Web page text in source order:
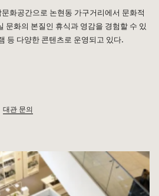
화공간으로 논현동 가구거리에서 문화적
문화의 본질인 휴식과 영감을 경험할 수 있
등 다양한 콘텐츠로 운영되고 있다.
대관 문의